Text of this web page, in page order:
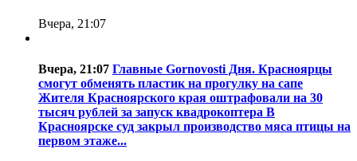
Вчера, 21:07
Вчера, 21:07 Главные Gornovosti Дня. Красноярцы
смогут обменять пластик на прогулку на сапе
Жителя Красноярского края оштрафовали на 30
тысяч рублей за запуск квадрокоптера В
Красноярске суд закрыл производство мяса птицы на
первом этаже...